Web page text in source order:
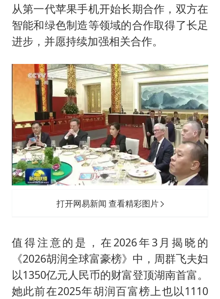
从第一代苹果手机开始长期合作，双方在
智能和绿色制造等领域的合作取得了长足
进步，并愿持续加强相关合作。
打开网易新闻 查看精彩图片
值得注意的是，在2026年3月揭晓的
《2026胡润全球富豪榜》中，周群飞夫妇
以1350亿元人民币的财富登顶湖南首富。
她此前在2025年胡润百富榜上也以1110